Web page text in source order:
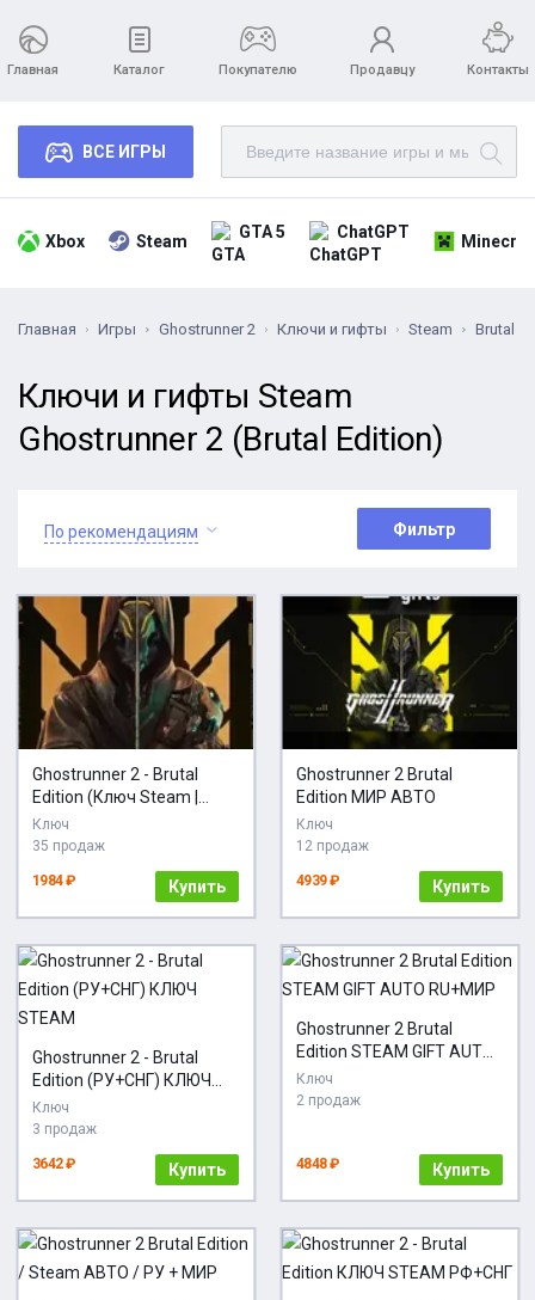
Главная Каталог Покупателю Продавцу Контакты
ВСЕ ИГРЫ
Xbox Steam GTA 5 ChatGPT
Главная Игры Ghostrunner 2 Ключи и гифты Steam Brutal
Ключи и гифты Steam
Ghostrunner 2 (Brutal Edition)
По рекомендациям Фильтр
Ghostrunner 2 - Brutal
Edition (Ключ Steam |
РФ+СНГ)
Ключ
35 продаж
1984 ₽ Купить
Ghostrunner 2 Brutal
Edition МИР АВТО
Ключ
12 продаж
4939 ₽ Купить
Ghostrunner 2 - Brutal
Edition (РУ+СНГ) КЛЮЧ
STEAM
Ключ
3 продаж
3642 ₽ Купить
Ghostrunner 2 Brutal
Edition STEAM GIFT AUTO
RU+МИР
Ключ
2 продаж
4848 ₽ Купить